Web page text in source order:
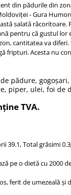
din pădurile din
- Gura
salată răcoritoare.
pentru că gustul lor
cantitatea va diferi.
fripturi. Acesta nu
pădure,
piper, ulei, foi de
TVA.
39.1, Total grăsimi
pe o dietă cu 2000
ferit de umezeală și